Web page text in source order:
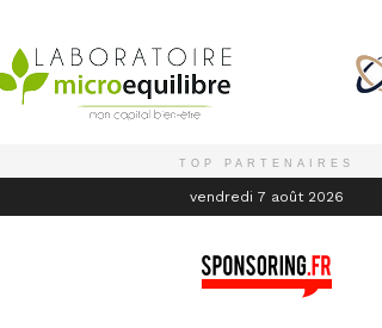
TOP PARTENAIRES
vendredi 7 août 2026